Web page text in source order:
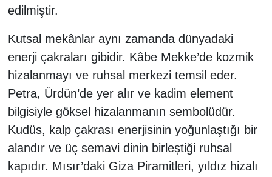
edilmiştir.
Kutsal mekânlar aynı zamanda dünyadaki
enerji çakraları gibidir. Kâbe Mekke’de kozmik
hizalanmayı ve ruhsal merkezi temsil eder.
Petra, Ürdün’de yer alır ve kadim element
bilgisiyle göksel hizalanmanın sembolüdür.
Kudüs, kalp çakrası enerjisinin yoğunlaştığı bir
alandır ve üç semavi dinin birleştiği ruhsal
kapıdır. Mısır’daki Giza Piramitleri, yıldız hizalı